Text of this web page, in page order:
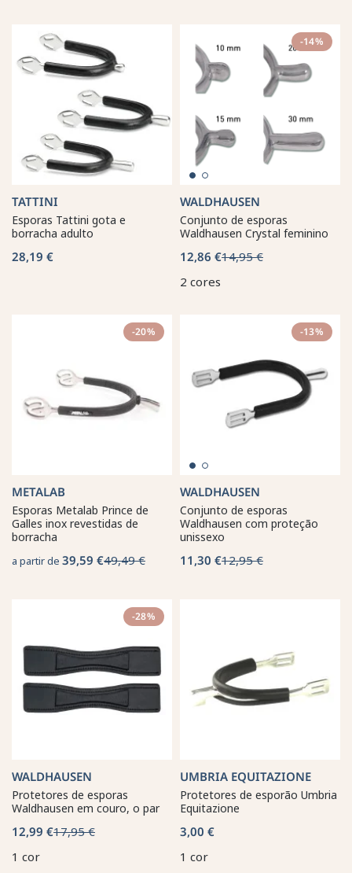
TATTINI
Esporas Tattini gota e
borracha adulto
28,19 €
-14%
WALDHAUSEN
Conjunto de esporas
Waldhausen Crystal feminino
12,86 €14,95 €
2 cores
-20%
METALAB
Esporas Metalab Prince de
Galles inox revestidas de
borracha
a partir de 39,59 €49,49 €
-13%
WALDHAUSEN
Conjunto de esporas
Waldhausen com proteção
unissexo
11,30 €12,95 €
-28%
WALDHAUSEN
Protetores de esporas
Waldhausen em couro, o par
12,99 €17,95 €
1 cor
UMBRIA EQUITAZIONE
Protetores de esporão Umbria
Equitazione
3,00 €
1 cor